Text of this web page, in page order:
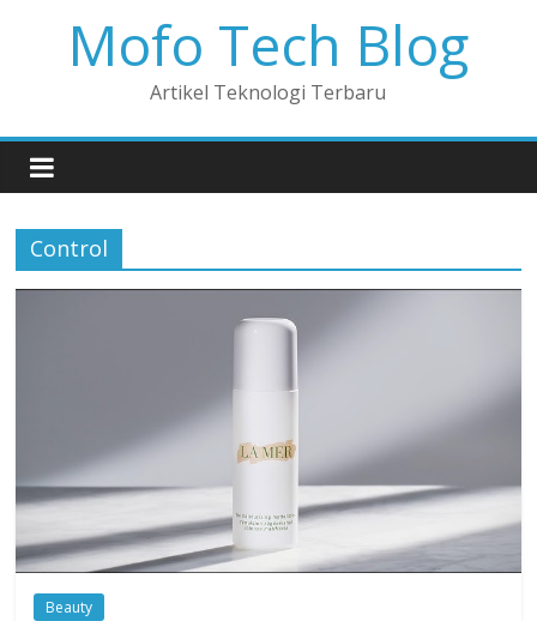
Mofo Tech Blog
Artikel Teknologi Terbaru
Control
Beauty